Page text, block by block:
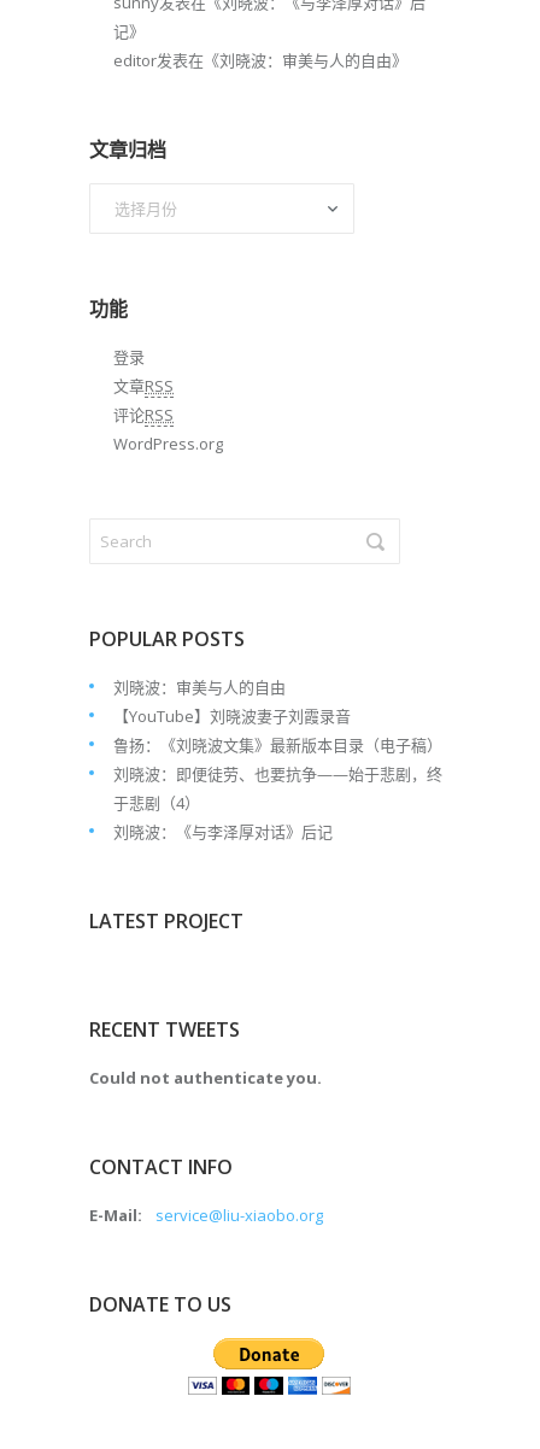
记》
editor发表在《刘晓波：审美与人的自由》
文章归档
功能
登录
文章RSS
评论RSS
WordPress.org
POPULAR POSTS
刘晓波：审美与人的自由
【YouTube】刘晓波妻子刘霞录音
鲁扬：《刘晓波文集》最新版本目录（电子稿）
刘晓波：即便徒劳、也要抗争——始于悲剧，终
于悲剧（4）
刘晓波：《与李泽厚对话》后记
LATEST PROJECT
RECENT TWEETS
Could not authenticate you.
CONTACT INFO
E-Mail: service@liu-xiaobo.org
DONATE TO US